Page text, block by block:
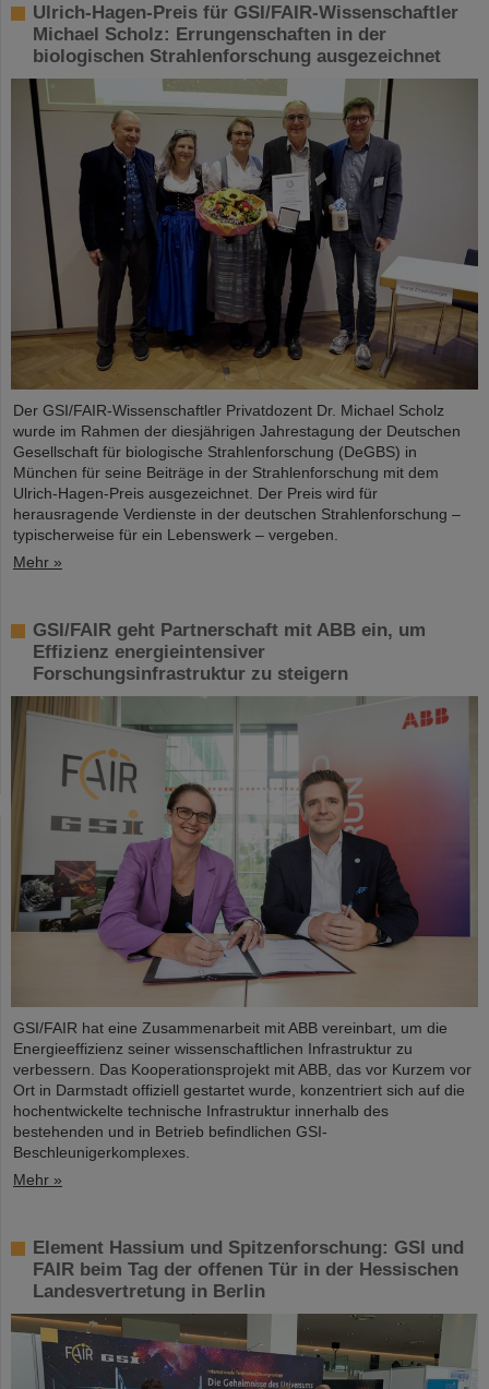
Ulrich-Hagen-Preis für GSI/FAIR-Wissenschaftler
Michael Scholz: Errungenschaften in der
biologischen Strahlenforschung ausgezeichnet
Der GSI/FAIR-Wissenschaftler Privatdozent Dr. Michael Scholz
wurde im Rahmen der diesjährigen Jahrestagung der Deutschen
Gesellschaft für biologische Strahlenforschung (DeGBS) in
München für seine Beiträge in der Strahlenforschung mit dem
Ulrich-Hagen-Preis ausgezeichnet. Der Preis wird für
herausragende Verdienste in der deutschen Strahlenforschung –
typischerweise für ein Lebenswerk – vergeben.
Mehr »
GSI/FAIR geht Partnerschaft mit ABB ein, um
Effizienz energieintensiver
Forschungsinfrastruktur zu steigern
GSI/FAIR hat eine Zusammenarbeit mit ABB vereinbart, um die
Energieeffizienz seiner wissenschaftlichen Infrastruktur zu
verbessern. Das Kooperationsprojekt mit ABB, das vor Kurzem vor
Ort in Darmstadt offiziell gestartet wurde, konzentriert sich auf die
hochentwickelte technische Infrastruktur innerhalb des
bestehenden und in Betrieb befindlichen GSI-
Beschleunigerkomplexes.
Mehr »
Element Hassium und Spitzenforschung: GSI und
FAIR beim Tag der offenen Tür in der Hessischen
Landesvertretung in Berlin